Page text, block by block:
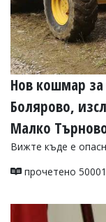
Нов кошмар
Болярово,
Малко
Вижте къде е
прочетено